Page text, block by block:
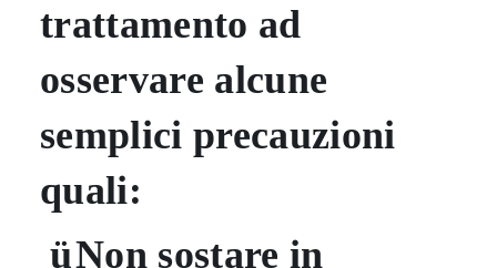
trattamento ad
osservare alcune
semplici precauzioni
quali:
üNon sostare in